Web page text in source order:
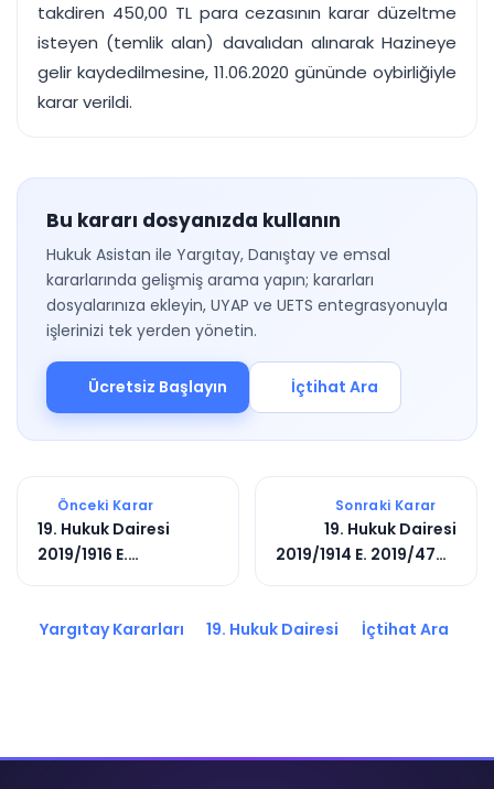
takdiren 450,00 TL para cezasının karar düzeltme
isteyen (temlik alan) davalıdan alınarak Hazineye
gelir kaydedilmesine, 11.06.2020 gününde oybirliğiyle
karar verildi.
Bu kararı dosyanızda kullanın
Hukuk Asistan ile Yargıtay, Danıştay ve emsal
kararlarında gelişmiş arama yapın; kararları
dosyalarınıza ekleyin, UYAP ve UETS entegrasyonuyla
işlerinizi tek yerden yönetin.
Ücretsiz Başlayın İçtihat Ara
Önceki Karar
19. Hukuk Dairesi
2019/1916 E.
Sonraki Karar
19. Hukuk Dairesi
2019/1914 E. 2019/4747
Yargıtay Kararları 19. Hukuk Dairesi İçtihat Ara